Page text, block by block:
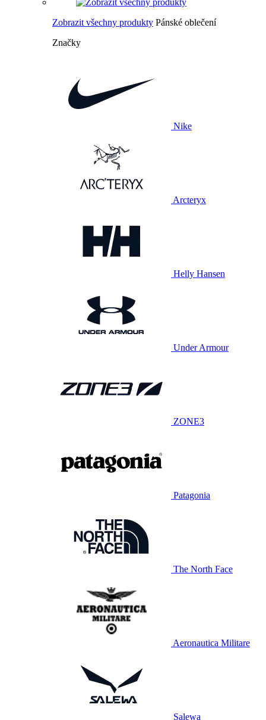
Zobrazit všechny produkty Pánské oblečení
Značky
Nike
Arcteryx
Helly Hansen
Under Armour
ZONE3
Patagonia
The North Face
Aeronautica Militare
Salewa